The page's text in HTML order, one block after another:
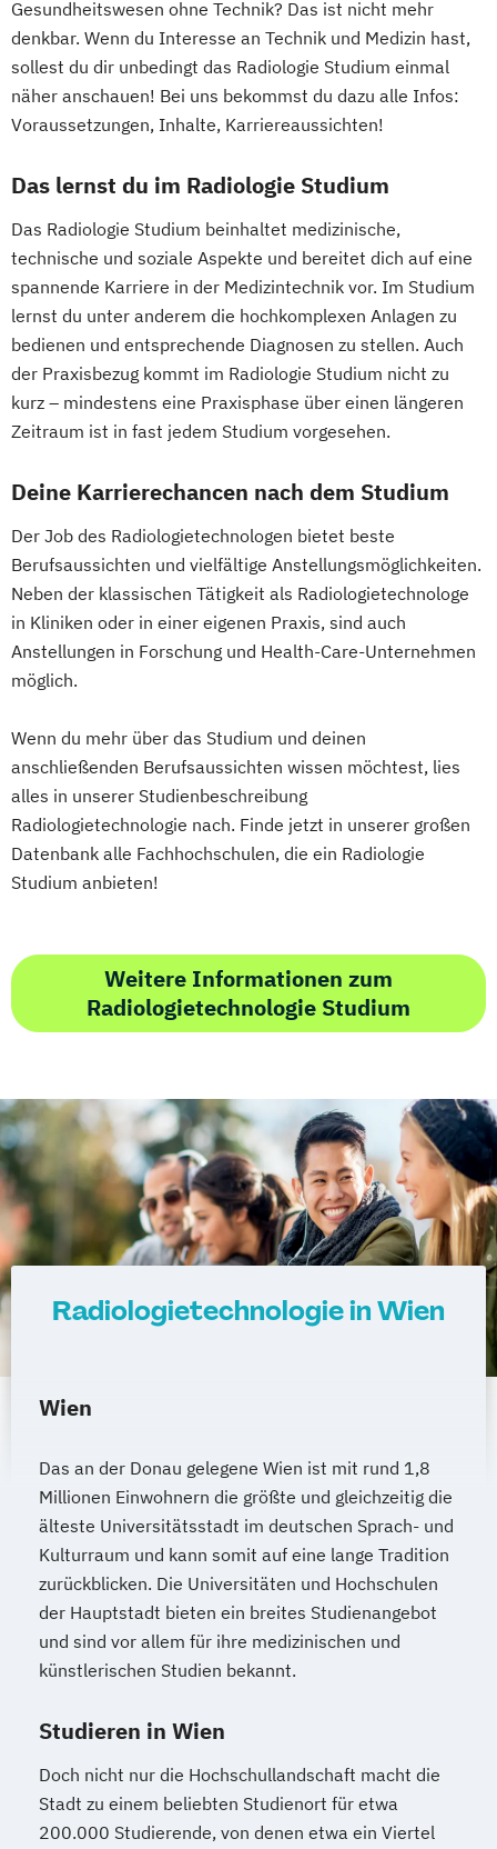
MedTech – Functional Imaging
Conventional & Ion Radiotherapy (EN)
Nachhaltige Produktion &
Polizeiliche Führung
Praxisanleitung
Produktmarketing & Projektmanagement
Pädagogisch-Didaktischer Lehrgang für
Lehrende des Exekutivdienstes
Radiologietechnologie
Regenerative Energiesysteme &
technisches Energiemanagement
Robotik
Softwaretechnik & Digitaler Systembau
Kampagnenmanagement
Sustainable Finance & Digital
Transformation (EN)
Vorbereitungslehrgang Bachelor (Studieren
Wirtschaftsingenieur
Wirtschaftskriminalität & Cyber Crime
Hebammen
High Tech Manufacturing
IT-Security
Integriertes Risikomanagement
Integriertes Sicherheitsmanagement
Arbeit
Molekulare Biotechnologie
Multilingual Technologies
Nachhaltige Verpackungstechnologie
Nachhaltiges Ressourcenmanagement
Orthoptik
Packaging Technology and Sustainability
Physiotherapie Public Management
Simulation in Health Care
Software Design and Engineering
Sonography Soziale Arbeit
Sozialraumorientierte und Klinische Soziale
Arbeit
Sozialwirtschaft
Sustainability Assessment and Resource
Sustainable Packaging Design and
Technology
Tax Consulting Tax Management
Technical Management*
Gesundheitswesen ohne Technik? Das ist nicht mehr
denkbar. Wenn du Interesse an Technik und Medizin hast,
sollest du dir unbedingt das Radiologie Studium einmal
näher anschauen! Bei uns bekommst du dazu alle Infos:
Voraussetzungen, Inhalte, Karriereaussichten!
Das lernst du im Radiologie Studium
Das Radiologie Studium beinhaltet medizinische,
technische und soziale Aspekte und bereitet dich auf eine
spannende Karriere in der Medizintechnik vor. Im Studium
lernst du unter anderem die hochkomplexen Anlagen zu
bedienen und entsprechende Diagnosen zu stellen. Auch
der Praxisbezug kommt im Radiologie Studium nicht zu
kurz – mindestens eine Praxisphase über einen längeren
Zeitraum ist in fast jedem Studium vorgesehen.
Deine Karrierechancen nach dem Studium
Der Job des Radiologietechnologen bietet beste
Berufsaussichten und vielfältige Anstellungsmöglichkeiten.
Neben der klassischen Tätigkeit als Radiologietechnologe
in Kliniken oder in einer eigenen Praxis, sind auch
Anstellungen in Forschung und Health-Care-Unternehmen
möglich.
Wenn du mehr über das Studium und deinen
anschließenden Berufsaussichten wissen möchtest, lies
alles in unserer Studienbeschreibung
Radiologietechnologie nach. Finde jetzt in unserer großen
Datenbank alle Fachhochschulen, die ein Radiologie
Studium anbieten!
Weitere Informationen zum
Radiologietechnologie Studium
Radiologietechnologie in Wien
Wien
Das an der Donau gelegene Wien ist mit rund 1,8
Millionen Einwohnern die größte und gleichzeitig die
älteste Universitätsstadt im deutschen Sprach- und
Kulturraum und kann somit auf eine lange Tradition
zurückblicken. Die Universitäten und Hochschulen
der Hauptstadt bieten ein breites Studienangebot
und sind vor allem für ihre medizinischen und
künstlerischen Studien bekannt.
Studieren in Wien
Doch nicht nur die Hochschullandschaft macht die
Stadt zu einem beliebten Studienort für etwa
200.000 Studierende, von denen etwa ein Viertel